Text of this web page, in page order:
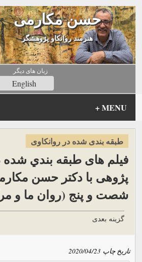
حسن مکارمی
هنرمند روانکاو پژوهشگر
زبان های ديگر
English
MENU
+
طبقه بندی شده در روانكاوی
فیلم های طبقه بندي شده
پژوهی با دکتر حسن
شصت و پنج (روان ما و
گزینه بعدی
تاریخ چاپ 2020/04/23